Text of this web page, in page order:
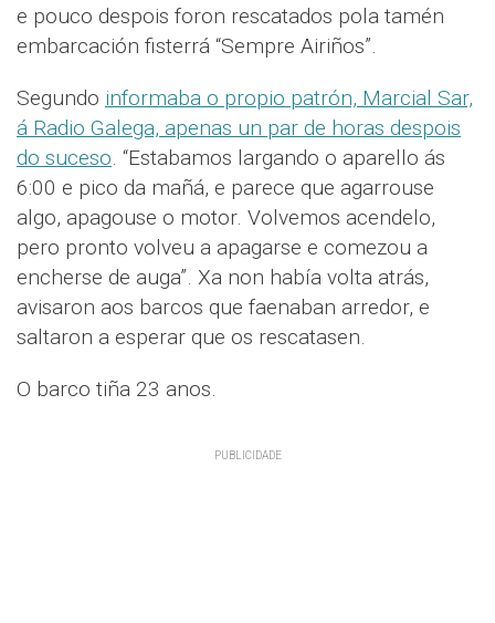
e pouco despois foron rescatados pola tamén
embarcación fisterrá “Sempre Airiños”.
Segundo informaba o propio patrón, Marcial Sar,
á Radio Galega, apenas un par de horas despois
do suceso . “Estabamos largando o aparello ás
6:00 e pico da mañá, e parece que agarrouse
algo, apagouse o motor. Volvemos acendelo,
pero pronto volveu a apagarse e comezou a
encherse de auga”. Xa non había volta atrás,
avisaron aos barcos que faenaban arredor, e
saltaron a esperar que os rescatasen.
O barco tiña 23 anos.